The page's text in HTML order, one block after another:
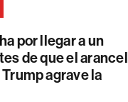
por llegar a un
de que el arancel
agrave la